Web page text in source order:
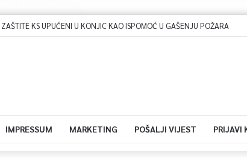
IMPRESSUM MARKETING POŠALJI VIJEST PRIJAVI